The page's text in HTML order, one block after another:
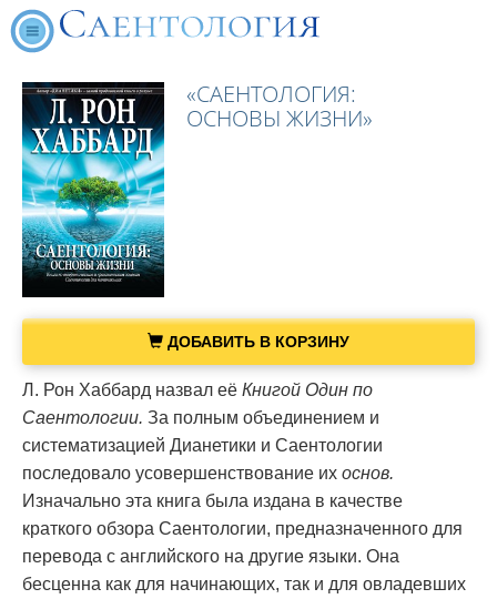
«САЕНТОЛОГИЯ:
ОСНОВЫ ЖИЗНИ»
ДОБАВИТЬ В КОРЗИНУ
Л. Рон Хаббард назвал её Книгой Один по
Саентологии. За полным объединением и
систематизацией Дианетики и Саентологии
последовало усовершенствование их основ.
Изначально эта книга была издана в качестве
краткого обзора Саентологии, предназначенного для
перевода с английского на другие языки. Она
бесценна как для начинающих, так и для овладевших